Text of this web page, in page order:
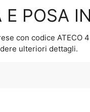
POSA
con codice ATECO
ulteriori dettagli.